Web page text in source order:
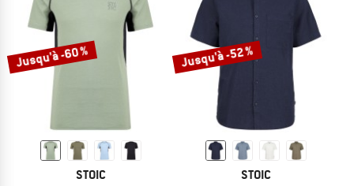
Jusqu'à -60 %
STOIC
Jusqu'à -52 %
STOIC